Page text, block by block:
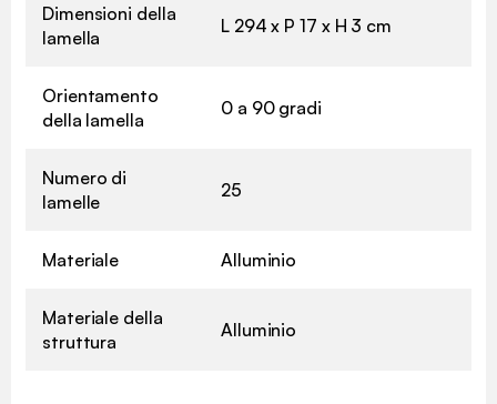
Dimensioni della
lamella
L 294 x P 17 x H 3 cm
Orientamento
della lamella
0 a 90 gradi
Numero di
lamelle
25
Materiale Alluminio
Materiale della
struttura
Alluminio